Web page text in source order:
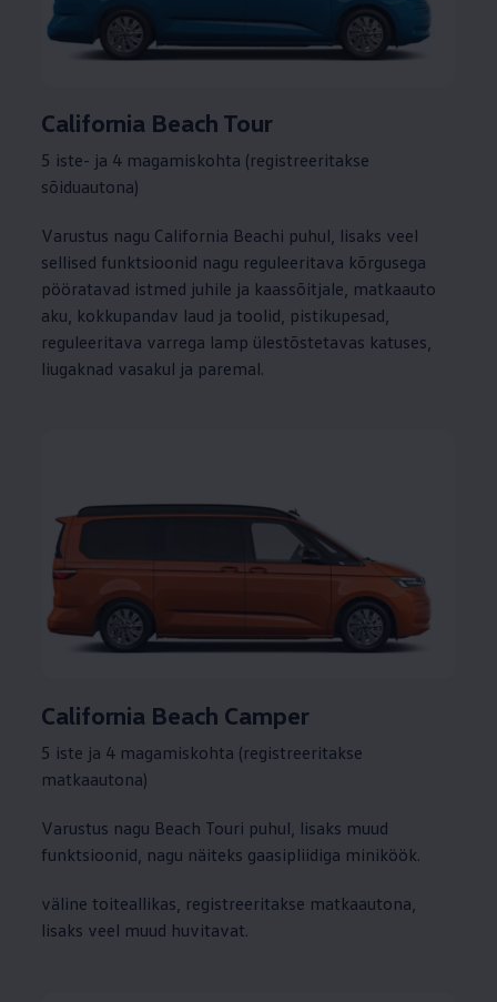
California Beach Tour
5 iste- ja 4 magamiskohta (registreeritakse
sõiduautona)
Varustus nagu California Beachi puhul, lisaks veel
sellised funktsioonid nagu reguleeritava kõrgusega
pööratavad istmed juhile ja kaassõitjale, matkaauto
aku, kokkupandav laud ja toolid, pistikupesad,
reguleeritava varrega lamp ülestõstetavas katuses,
liugaknad vasakul ja paremal.
California Beach Camper
5 iste ja 4 magamiskohta (registreeritakse
matkaautona)
Varustus nagu Beach Touri puhul, lisaks muud
funktsioonid, nagu näiteks gaasipliidiga miniköök.
väline toiteallikas, registreeritakse matkaautona,
lisaks veel muud huvitavat.